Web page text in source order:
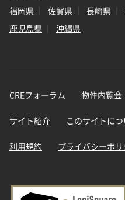
福岡県
佐賀県 長崎県
鹿児島県
沖縄県
CREフォーラム 物件内覧会
サイト紹介 このサイトに
利用規約 プライバシーポ